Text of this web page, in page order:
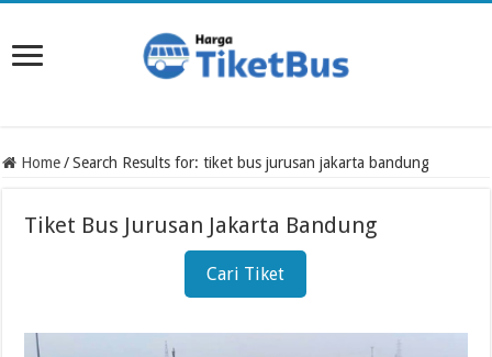
Home / Search Results for: tiket bus jurusan jakarta bandung
Tiket Bus Jurusan Jakarta Bandung
Cari Tiket